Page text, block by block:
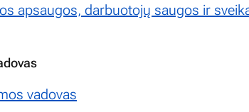
apsaugos, darbuotojų saugos ir
vadovas